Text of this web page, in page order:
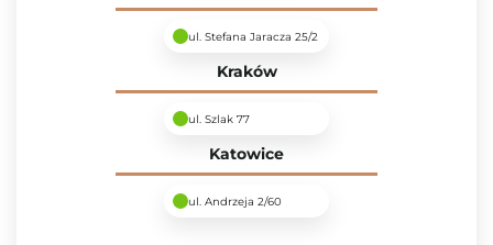
ul. Stefana Jaracza 25/2
Kraków
ul. Szlak 77
Katowice
ul. Andrzeja 2/60